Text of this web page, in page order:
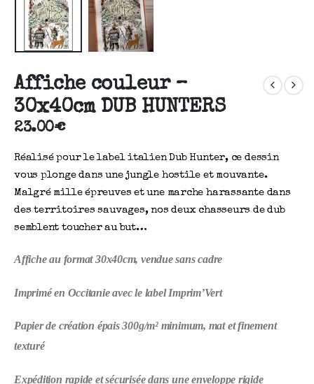
Affiche couleur –
30x40cm DUB HUNTERS
23.00€
Réalisé pour le label italien Dub Hunter, ce dessin
vous plonge dans une jungle hostile et mouvante.
Malgré mille épreuves et une marche harassante dans
des territoires sauvages, nos deux chasseurs de dub
semblent toucher au but…
Affiche au format 30x40cm, vendue sans cadre
Imprimé en Occitanie avec le label Imprim’Vert
Papier de création épais 300g/m² minimum, mat et finement
texturé
Expédition rapide et sécurisée dans une enveloppe rigide